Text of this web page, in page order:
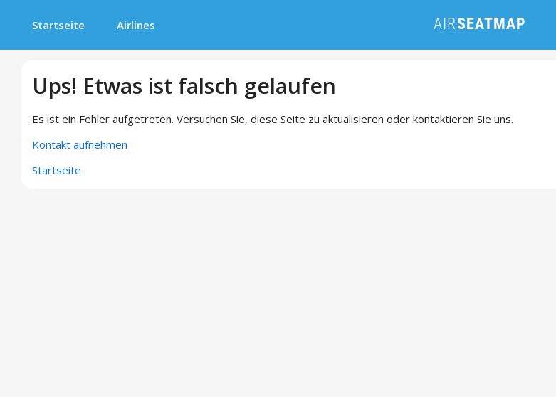
Startseite Airlines
Ups! Etwas ist falsch gelaufen
Es ist ein Fehler aufgetreten. Versuchen Sie, diese Seite zu aktualisieren oder kontaktieren Sie uns.
Kontakt aufnehmen
Startseite